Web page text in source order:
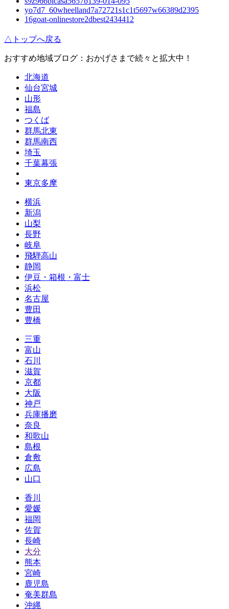
yo7d7_60wheelland7a72721s1c1t5697w66389d2395
16goat-onlinestore2dbest2434412
△トップへ戻る
おすすめ地域ブログ：おかげさまで続々と拡大中！
北海道
仙台宮城
山形
福島
つくば
群馬北東
群馬南西
埼玉
千葉幕張
東京多摩
横浜
新潟
山梨
長野
岐阜
飛騨高山
静岡
伊豆・箱根・富士
浜松
名古屋
豊田
豊橋
三重
富山
石川
滋賀
京都
大阪
神戸
兵庫播磨
奈良
和歌山
島根
倉敷
広島
山口
香川
愛媛
福岡
佐賀
長崎
大分
熊本
宮崎
鹿児島
奄美群島
沖縄